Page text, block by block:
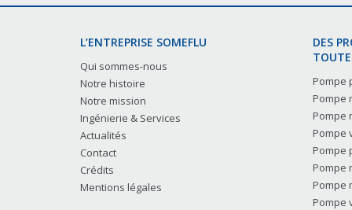
L’ENTREPRISE SOMEFLU
Qui sommes-nous
Notre histoire
Notre mission
Ingénierie & Services
Actualités
Contact
Crédits
Mentions légales
DES
Pompe
Pompe
Pompe
Pompe
Pompe
Pompe
Pompe
Pompe